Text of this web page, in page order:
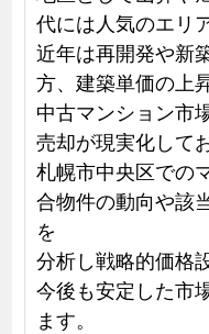
代には人気のエリ
近年は再開発や新
方、建築単価の上
中古マンション市
売却が現実化して
札幌市中央区での
合物件の動向や該
を
分析し戦略的価格
今後も安定した市
ます。